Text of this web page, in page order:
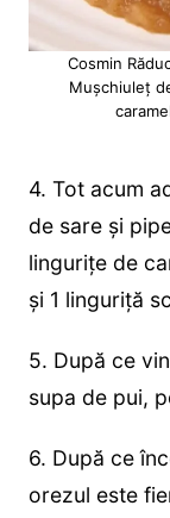
Cosmin
Mușchiuleț
4. Tot acum
de sare și
lingurițe de
și 1 linguriță
5. După ce
supa de pui,
6. După ce
orezul este